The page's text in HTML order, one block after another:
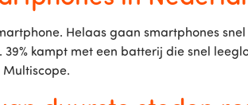
Helaas gaan smartphones
kampt met een batterij die snel
Multiscope.